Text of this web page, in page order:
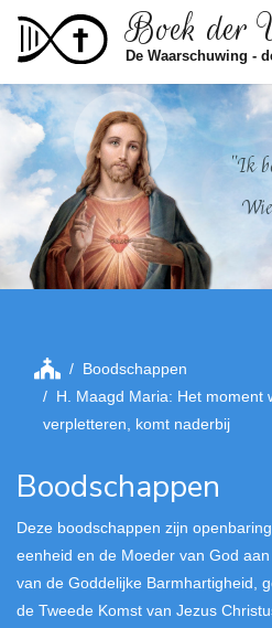
Skip to main contentBoek der
De Waarschuwing -
"Ik
Boodschappen
H. Maagd Maria: Het moment
verpletteren, komt naderbij
Boodschappen
Deze boodschappen zijn
eenheid en de Moeder van God
van de Goddelijke Barmhartigheid,
de Tweede Komst van Jezus